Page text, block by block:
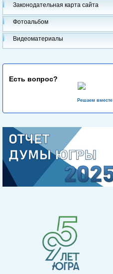
Законодательная карта сайта
Фотоальбом
Видеоматериалы
Есть вопрос?
Решаем вместе